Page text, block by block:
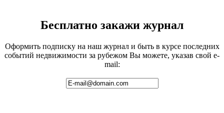
Бесплатно закажи журнал
Оформить подписку на наш журнал и быть в курсе последних
событий недвижимости за рубежом Вы можете, указав свой e-
mail: